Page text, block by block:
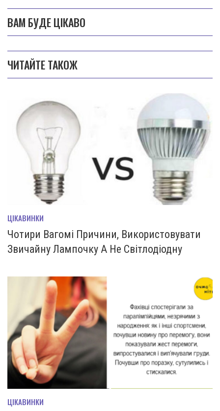
ВАМ БУДЕ ЦІКАВО
ЧИТАЙТЕ ТАКОЖ
ЦІКАВИНКИ
Чотири Вагомі Причини, Використовувати
Звичайну Лампочку А Не Світлодіодну
ЦІКАВИНКИ